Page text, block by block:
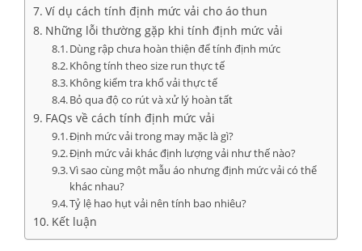
Ví dụ cách tính định mức vải cho áo thun
Những lỗi thường gặp khi tính định mức vải
Dùng rập chưa hoàn thiện để tính định mức
Không tính theo size run thực tế
Không kiểm tra khổ vải thực tế
Bỏ qua độ co rút và xử lý hoàn tất
FAQs về cách tính định mức vải
Định mức vải trong may mặc là gì?
Định mức vải khác định lượng vải như thế nào?
Vì sao cùng một mẫu áo nhưng định mức vải có thể
khác nhau?
Tỷ lệ hao hụt vải nên tính bao nhiêu?
Kết luận